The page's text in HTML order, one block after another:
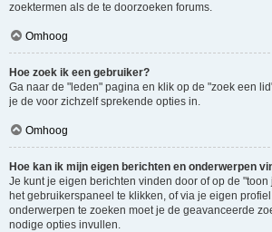
zoektermen als de te doorzoeken forums.
Omhoog
Hoe zoek ik een gebruiker?
Ga naar de "leden" pagina en klik op de "zoek een
je de voor zichzelf sprekende opties in.
Omhoog
Hoe kan ik mijn eigen berichten en onderwerpen
Je kunt je eigen berichten vinden door of op de
het gebruikerspaneel te klikken, of via je eigen
onderwerpen te zoeken moet je de geavanceerde
nodige opties invullen.